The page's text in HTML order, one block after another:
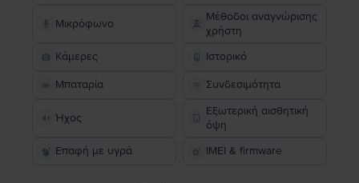
Μικρόφωνο
Μέθοδοι αναγνώρισης
χρήστη
Κάμερες
Ιστορικό
Μπαταρία Συνδεσιμότητα
Ήχος
Εξωτερική αισθητική
όψη
Επαφή με υγρά
IMEI & firmware